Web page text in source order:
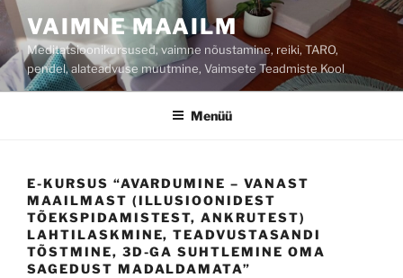
Liigu
sisu
juurde
VAIMNE MAAILM
Meditatsioonikursused, vaimne nõustamine, reiki, TARO,
pendel, alateadvuse muutmine, Vaimsete Teadmiste Kool
Menüü
E-KURSUS “AVARDUMINE – VANAST
MAAILMAST (ILLUSIOONIDEST
TÕEKSPIDAMISTEST, ANKRUTEST)
LAHTILASKMINE, TEADVUSTASANDI
TÕSTMINE, 3D-GA SUHTLEMINE OMA
SAGEDUST MADALDAMATA”